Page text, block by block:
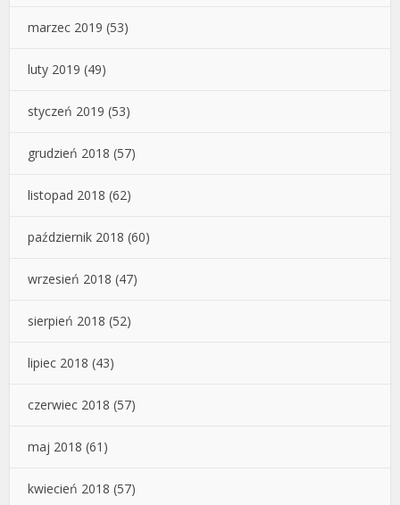
marzec 2019 (53)
luty 2019 (49)
styczeń 2019 (53)
grudzień 2018 (57)
listopad 2018 (62)
październik 2018 (60)
wrzesień 2018 (47)
sierpień 2018 (52)
lipiec 2018 (43)
czerwiec 2018 (57)
maj 2018 (61)
kwiecień 2018 (57)